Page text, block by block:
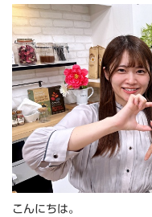
こんにちは。